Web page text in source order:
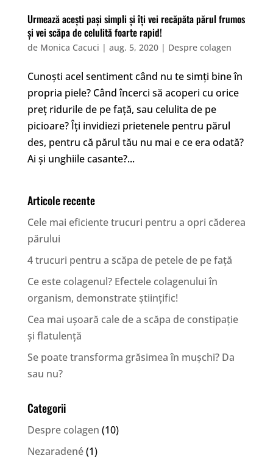
Urmează acești pași simpli și îți vei recăpăta părul frumos
și vei scăpa de celulită foarte rapid!
de Monica Cacuci | aug. 5, 2020| Despre colagen
Cunoști acel sentiment când nu te simți bine în
propria piele? Când încerci să acoperi cu orice
preț ridurile de pe față, sau celulita de pe
picioare? Îți invidiezi prietenele pentru părul
des, pentru că părul tău nu mai e ce era odată?
Ai și unghiile casante?...
Articole recente
Cele mai eficiente trucuri pentru a opri căderea
părului
4 trucuri pentru a scăpa de petele de pe față
Ce este colagenul? Efectele colagenului în
organism, demonstrate științific!
Cea mai ușoară cale de a scăpa de constipație
și flatulență
Se poate transforma grăsimea în mușchi? Da
sau nu?
Categorii
Despre colagen (10)
Nezaradené(1)